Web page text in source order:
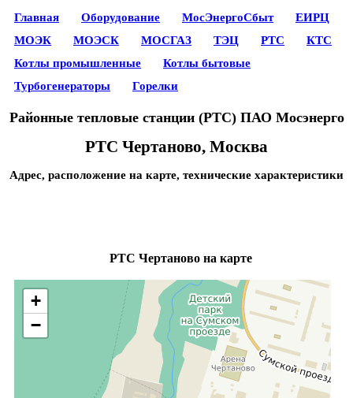
Главная Оборудование МосЭнергоСбыт
ЕИРЦ
МОЭК
МОЭСК МОСГАЗ ТЭЦ РТС
КТС
Котлы промышленные
Котлы бытовые
Турбогенераторы
Горелки
Районные тепловые станции (РТС) ПАО Мосэнерго
РТС Чертаново, Москва
Адрес, расположение на карте, технические характеристики
РТС Чертаново на карте
+
−